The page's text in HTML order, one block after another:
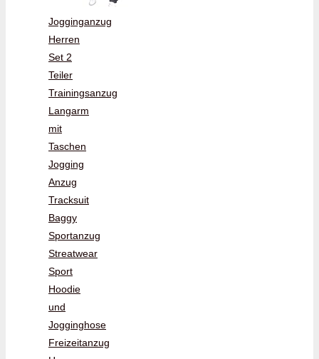
Jogginganzug
Herren
Set 2
Teiler
Trainingsanzug
Langarm
mit
Taschen
Jogging
Anzug
Tracksuit
Baggy
Sportanzug
Streatwear
Sport
Hoodie
und
Jogginghose
Freizeitanzug